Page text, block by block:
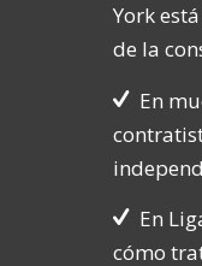
York
de la
En
En
cómo